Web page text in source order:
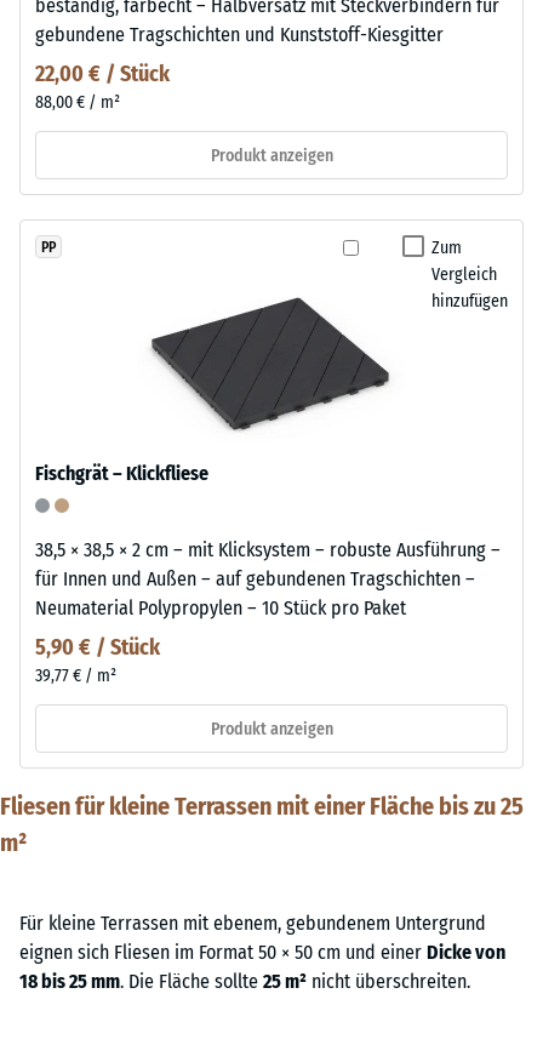
beständig, farbecht – Halbversatz mit Steckverbindern für
gebundene Tragschichten und Kunststoff-Kiesgitter
22,00 € / Stück
88,00 € / m²
Produkt anzeigen
Zum
Vergleich
hinzufügen
PP
Fischgrät – Klickfliese
38,5 × 38,5 × 2 cm – mit Klicksystem – robuste Ausführung –
für Innen und Außen – auf gebundenen Tragschichten –
Neumaterial Polypropylen – 10 Stück pro Paket
5,90 € / Stück
39,77 € / m²
Produkt anzeigen
Fliesen für kleine Terrassen mit einer Fläche bis zu 25
m²
Für kleine Terrassen mit ebenem, gebundenem Untergrund
eignen sich Fliesen im Format 50 × 50 cm und einer Dicke von
18 bis 25 mm. Die Fläche sollte 25 m² nicht überschreiten.